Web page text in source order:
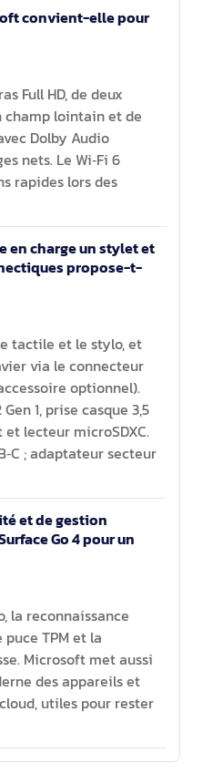
convient-elle pour
Full HD, de deux
champ lointain et de
Dolby Audio
nets. Le Wi‑Fi 6
rapides lors des
en charge un stylet et
propose-t-
tactile et le stylo, et
via le connecteur
optionnel).
1, prise casque 3,5
lecteur microSDXC.
; adaptateur secteur
et de gestion
Go 4 pour un
la reconnaissance
TPM et la
Microsoft met aussi
des appareils et
utiles pour rester